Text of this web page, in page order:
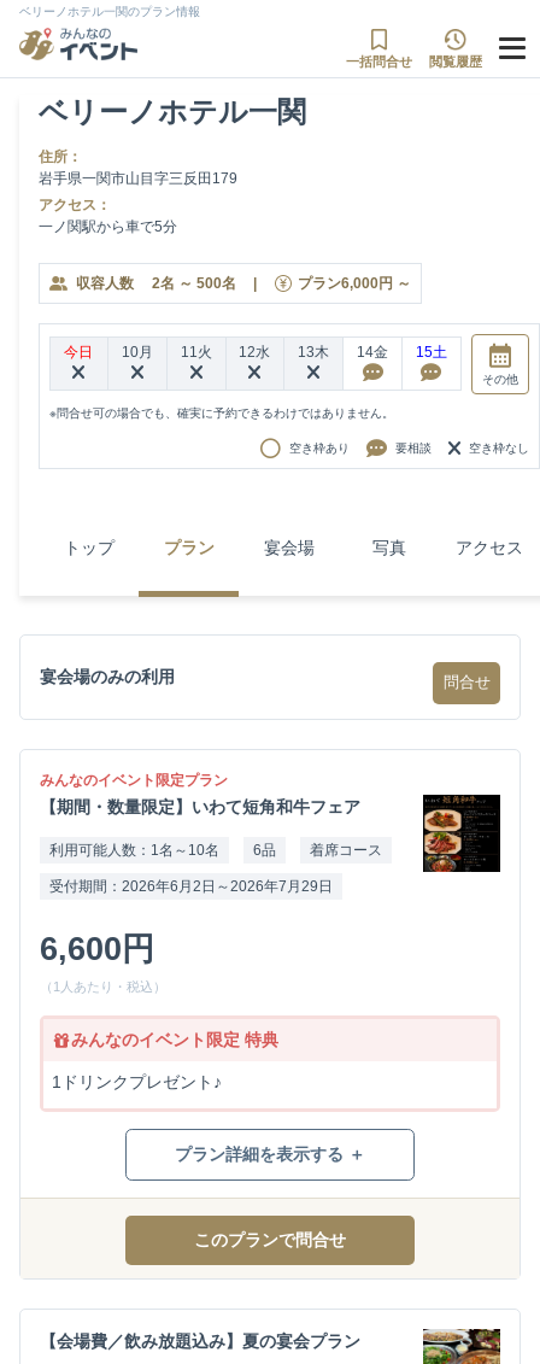
ベリーノホテル一関のプラン情報
一括問合せ 閲覧履歴
ベリーノホテル一関
住所：
岩手県一関市山目字三反田179
アクセス：
一ノ関駅から車で5分
収容人数 2名 ～ 500名 | プラン6,000円 ～
今日 10月 11火 12水 13木 14金 15土
その他
※問合せ可の場合でも、確実に予約できるわけではありません。
空き枠あり 要相談 空き枠なし
トップ プラン 宴会場 写真 アクセス
宴会場のみの利用 問合せ
みんなのイベント限定プラン
【期間・数量限定】いわて短角和牛フェア
利用可能人数：1名～10名 6品 着席コース
受付期間：2026年6月2日～2026年7月29日
6,600円
（1人あたり・税込）
みんなのイベント限定 特典
1ドリンクプレゼント♪
プラン詳細を表示する ＋
このプランで問合せ
【会場費／飲み放題込み】夏の宴会プラン